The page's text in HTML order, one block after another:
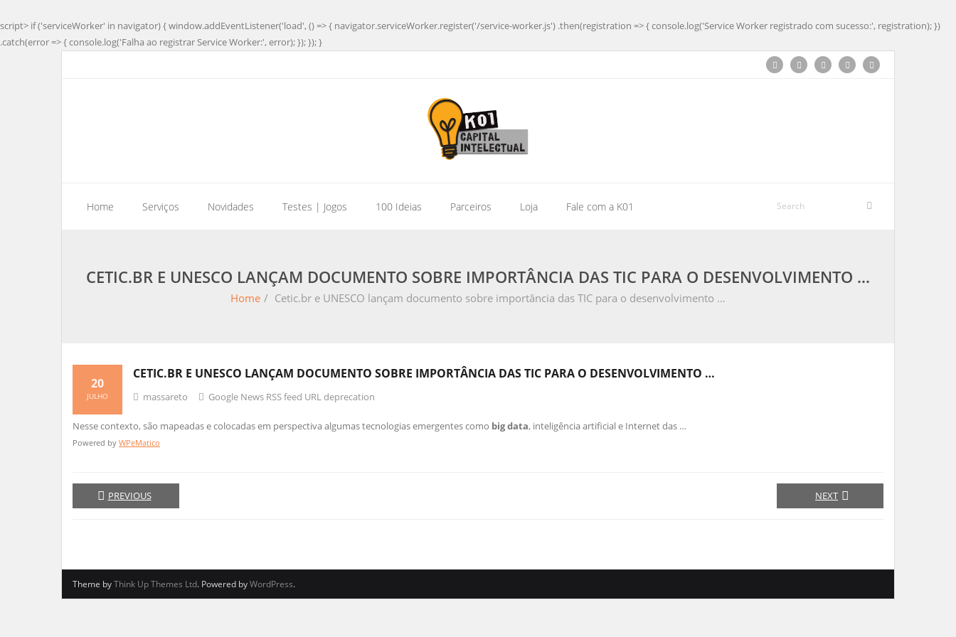
script> if ('serviceWorker' in navigator) { window.addEventListener('load', () => { navigator.serviceWorker.register('/service-worker.js') .then(registration => { console.log('Service Worker registrado com sucesso:', registration); })
.catch(error => { console.log('Falha ao registrar Service Worker:', error); }); }); }
Home Serviços Novidades Testes | Jogos 100 Ideias Parceiros Loja Fale com a K01
CETIC.BR E UNESCO LANÇAM DOCUMENTO SOBRE IMPORTÂNCIA DAS TIC PARA O DESENVOLVIMENTO …
Home / Cetic.br e UNESCO lançam documento sobre importância das TIC para o desenvolvimento …
CETIC.BR E UNESCO LANÇAM DOCUMENTO SOBRE IMPORTÂNCIA DAS TIC PARA O DESENVOLVIMENTO …
20
JULHO massareto Google News RSS feed URL deprecation
Nesse contexto, são mapeadas e colocadas em perspectiva algumas tecnologias emergentes como big data, inteligência artificial e Internet das …
Powered by WPeMatico
PREVIOUS NEXT
Theme byThink Up Themes Ltd. Powered byWordPress.